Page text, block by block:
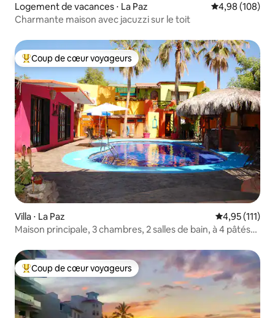
Logement de vacances ⋅ La Paz Évaluation
4,98 (108)
Charmante maison avec jacuzzi sur le toit
Coups de cœur voyageurs les plus appréciés
Coup de cœur voyageurs
Villa ⋅ La Paz Évaluation
4,95 (111)
Maison principale, 3 chambres, 2 salles de bain, à 4 pâtés
Coups de cœur voyageurs les plus appréciés
Coup de cœur voyageurs